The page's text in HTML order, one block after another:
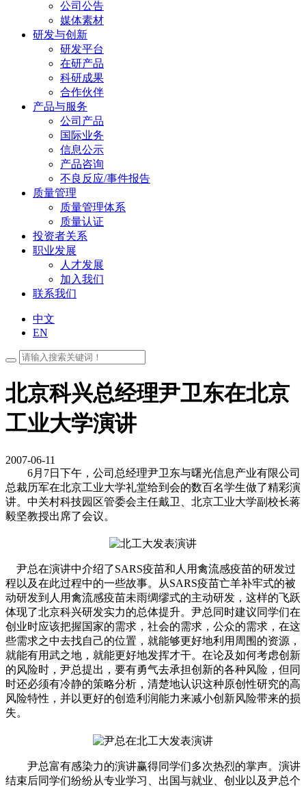
公司公告
媒体素材
研发与创新
研发平台
在研产品
科研成果
合作伙伴
产品与服务
公司产品
国际业务
信息公示
产品咨询
不良反应/事件报告
质量管理
质量管理体系
质量认证
投资者关系
职业发展
人才发展
加入我们
联系我们
中文
EN
北京科兴总经理尹卫东在北京
工业大学演讲
2007-06-11
6月7日下午，公司总经理尹卫东与曙光信息产业有限公司
总裁历军在北京工业大学礼堂给到会的数百名学生做了精彩演
讲。中关村科技园区管委会主任戴卫、北京工业大学副校长蒋
毅坚教授出席了会议。
尹总在演讲中介绍了SARS疫苗和人用禽流感疫苗的研发过
程以及在此过程中的一些故事。从SARS疫苗亡羊补牢式的被
动研发到人用禽流感疫苗未雨绸缪式的主动研发，这样的飞跃
体现了北京科兴研发实力的总体提升。尹总同时建议同学们在
创业时应该把握国家的需求，社会的需求，公众的需求，在这
些需求之中去找自己的位置，就能够更好地利用周围的资源，
就能有用武之地，就能更好地发挥才干。在论及如何考虑创新
的风险时，尹总提出，要有勇气去承担创新的各种风险，但同
时还必须有冷静的策略分析，清楚地认识这种原创性研究的高
风险特性，并以更好的创造利润能力来减小创新风险带来的损
失。
尹总富有感染力的演讲赢得同学们多次热烈的掌声。演讲
结束后同学们纷纷从专业学习、出国与就业、创业以及尹总个